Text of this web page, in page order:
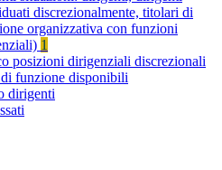
discrezionalmente, titolari di
organizzativa con funzioni
1
posizioni dirigenziali discrezionali
funzione disponibili
dirigenti